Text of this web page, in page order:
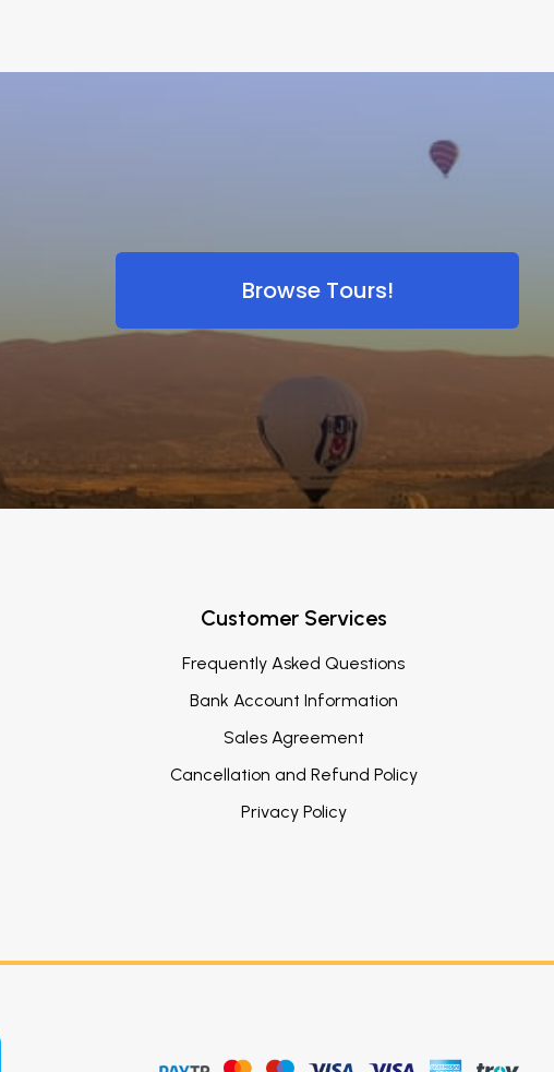
Browse Tours!
Customer Services
Frequently Asked Questions
Bank Account Information
Sales Agreement
Cancellation and Refund Policy
Privacy Policy